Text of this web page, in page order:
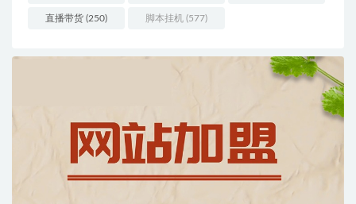
直播带货 (250) 脚本挂机 (577)